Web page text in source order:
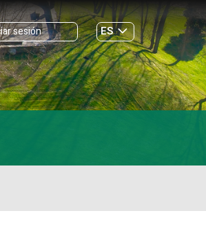
sesión
ES
GL